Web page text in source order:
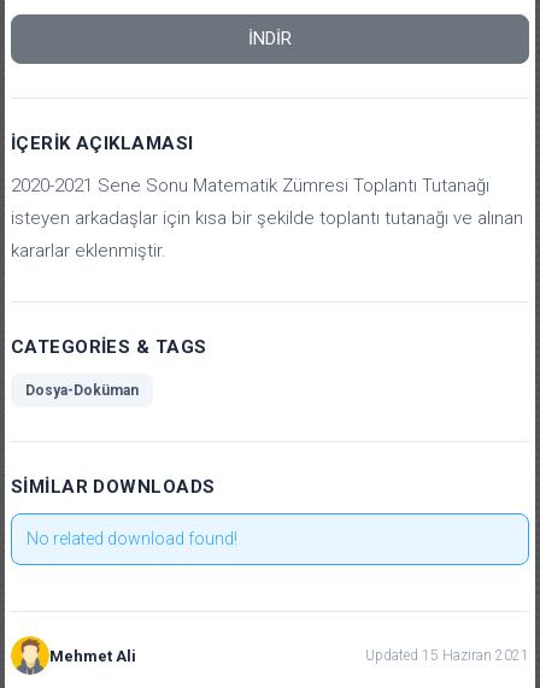
İNDİR
İÇERIK AÇIKLAMASI
2020-2021 Sene Sonu Matematik Zümresi Toplantı Tutanağı
isteyen arkadaşlar için kısa bir şekilde toplantı tutanağı ve alınan
kararlar eklenmiştir.
CATEGORIES & TAGS
Dosya-Doküman
SIMILAR DOWNLOADS
No related download found!
Mehmet Ali Updated 15 Haziran 2021